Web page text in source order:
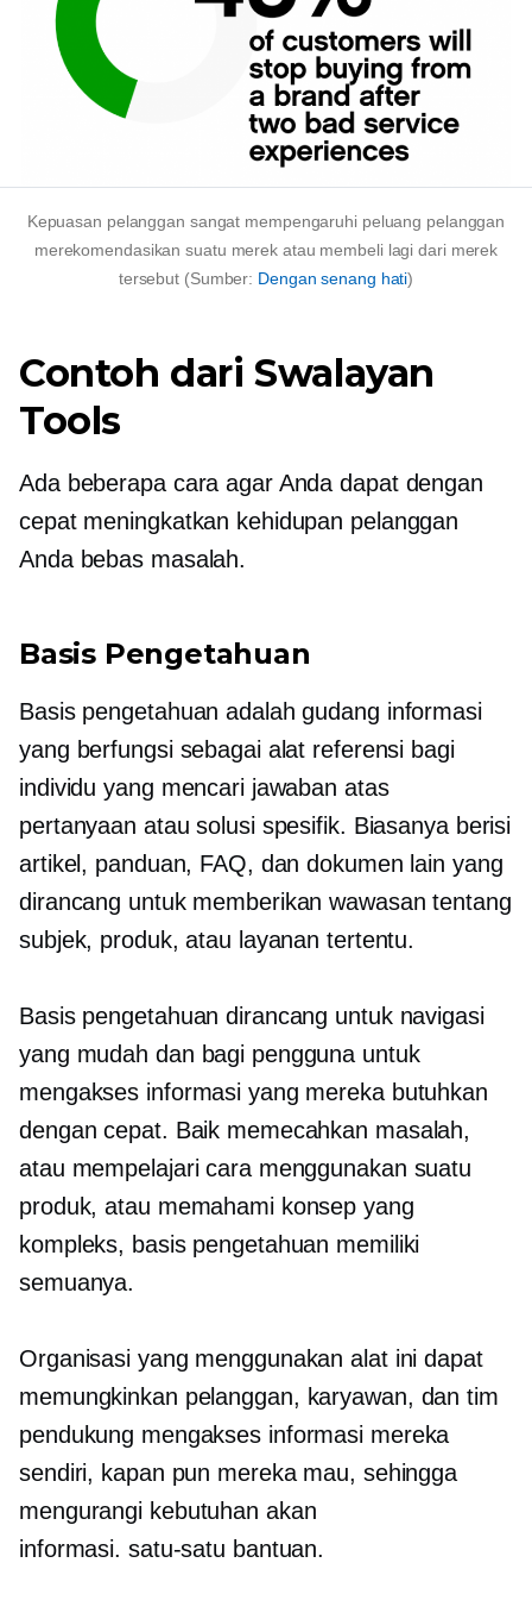
Kepuasan pelanggan sangat mempengaruhi peluang pelanggan
merekomendasikan suatu merek atau membeli lagi dari merek
tersebut (Sumber: Dengan senang hati)
Contoh dariSwalayan
Tools
Ada beberapa cara agar Anda dapat dengan
cepat meningkatkan kehidupan pelanggan
Anda bebas masalah.
Basis Pengetahuan
Basis pengetahuan adalah gudang informasi
yang berfungsi sebagai alat referensi bagi
individu yang mencari jawaban atas
pertanyaan atau solusi spesifik. Biasanya berisi
artikel, panduan, FAQ, dan dokumen lain yang
dirancang untuk memberikan wawasan tentang
subjek, produk, atau layanan tertentu.
Basis pengetahuan dirancang untuk navigasi
yang mudah dan bagi pengguna untuk
mengakses informasi yang mereka butuhkan
dengan cepat. Baik memecahkan masalah,
atau mempelajari cara menggunakan suatu
produk, atau memahami konsep yang
kompleks, basis pengetahuan memiliki
semuanya.
Organisasi yang menggunakan alat ini dapat
memungkinkan pelanggan, karyawan, dan tim
pendukung mengakses informasi mereka
sendiri, kapan pun mereka mau, sehingga
mengurangi kebutuhan akan
informasi. satu-satu bantuan.